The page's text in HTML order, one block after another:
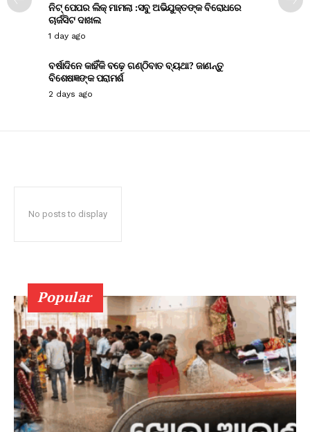
ନିଟ୍ ପେପର ଲିକ୍ ମାମଲା :ସବୁ ଅଭିଯୁକ୍ତଙ୍କ ବିରୋଧରେ
ଚାର୍ଜସିଟ ଦାଖଲ
1 day ago
ବର୍ଷାଦିନେ କାହିଁକି ବଢ଼େ ଗଣ୍ଠିବାତ ବ୍ୟଥା? ଜାଣନ୍ତୁ
ବିଶେଷଜ୍ଞଙ୍କ ପରାମର୍ଶ
2 days ago
No posts to display
Popular